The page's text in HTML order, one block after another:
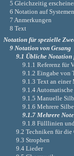
5 Gleichzeitig
6 Notation auf Systemen
7 Anmerkungen
8 Text
Notation für spezielle
9 Notation von Gesang
9.1 Übliche
9.1.1 Referenz für
9.1.2 Eingabe von
9.1.3 Text an
9.1.4
9.1.5 Manuelle
9.1.6 Mehrere
9.1.7 Mehrere
9.1.8 Fülllinien
9.2 Techniken für die
9.3 Strophen
9.4 Lieder